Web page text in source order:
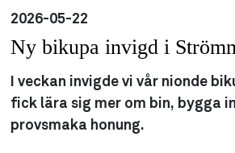
2026-05-22
Ny bikupa invigd i
I veckan invigde vi vår nionde
fick lära sig mer om bin, bygga
provsmaka honung.